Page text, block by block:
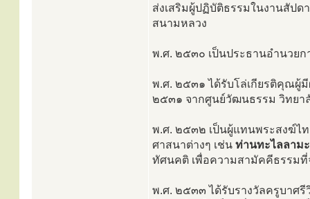
ส่งเสริมผู้ปฏิบัติธรรมในงานสัป
สนามหลวง
พ.ศ. ๒๕๓๐ เป็นประธานอำนวย
พ.ศ. ๒๕๓๑ ได้รับโล่เกียรติคุณผู้
๒๕๓๑ จากศูนย์วัฒนธรรม วิทยา
พ.ศ. ๒๕๓๒ เป็นผู้แทนพระสงฆ์ไ
ศาสนาต่างๆ เช่น ท่านทะไลลาม
ทัศนคติ เพื่อความสามัคคีธรรมที่
พ.ศ. ๒๕๓๓ ได้รับรางวัลครูบาศ